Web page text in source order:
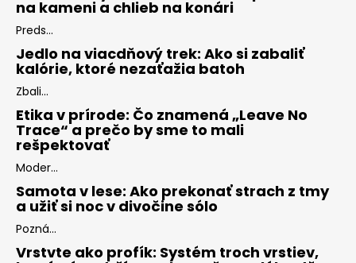
na kameni a chlieb na konári
Preds...
Jedlo na viacdňový trek: Ako si zabaliť
kalórie, ktoré nezaťažia batoh
Zbali...
Etika v prírode: Čo znamená „Leave No
Trace“ a prečo by sme to mali
rešpektovať
Moder...
Samota v lese: Ako prekonať strach z tmy
a užiť si noc v divočine sólo
Pozná...
Vrstvte ako profík: Systém troch vrstiev,